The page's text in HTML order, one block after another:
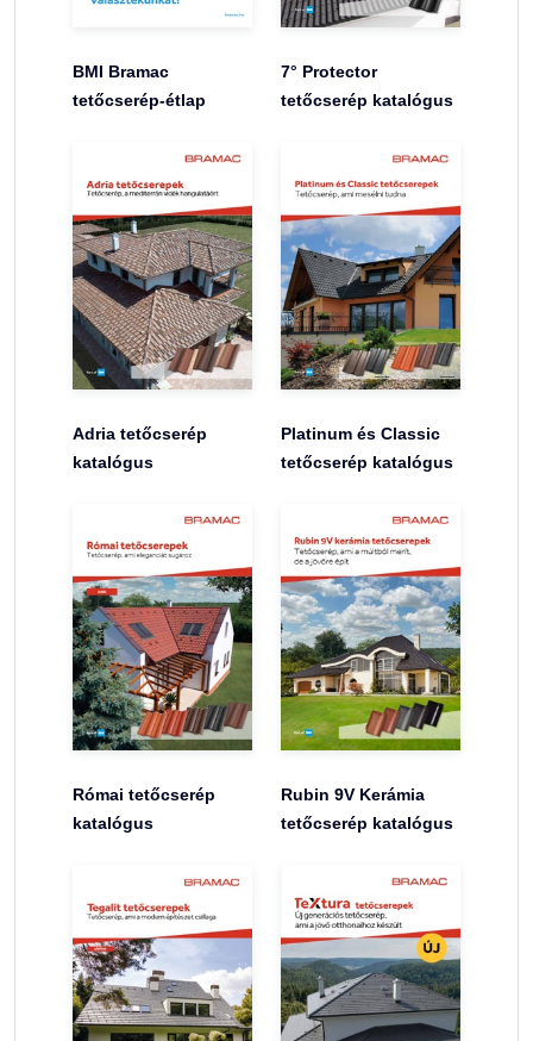
BMI Bramac
tetőcserép-étlap
7° Protector
tetőcserép katalógus
Adria tetőcserép
katalógus
Platinum és Classic
tetőcserép katalógus
Római tetőcserép
katalógus
Rubin 9V Kerámia
tetőcserép katalógus